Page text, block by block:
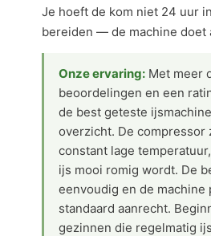
Je hoeft de kom niet 24 uur
bereiden — de machine doet
Onze ervaring: Met meer
beoordelingen en een
de best geteste
overzicht. De compressor
constant lage
ijs mooi romig wordt. De
eenvoudig en de machine
standaard aanrecht.
gezinnen die regelmatig